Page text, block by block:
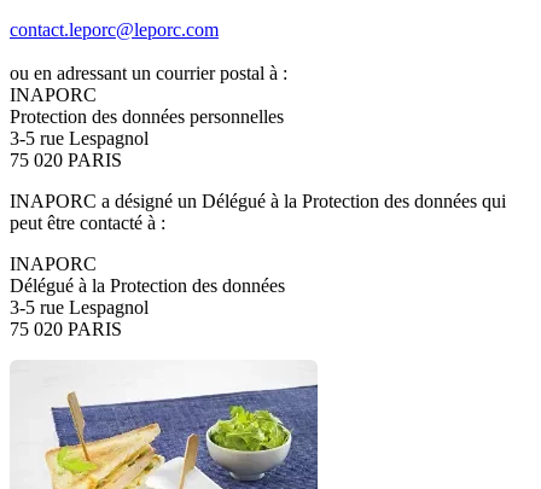
contact.leporc@leporc.com
ou en adressant un courrier postal à :
INAPORC
Protection des données personnelles
3-5 rue Lespagnol
75 020 PARIS
INAPORC a désigné un Délégué à la Protection des données qui
peut être contacté à :
INAPORC
Délégué à la Protection des données
3-5 rue Lespagnol
75 020 PARIS